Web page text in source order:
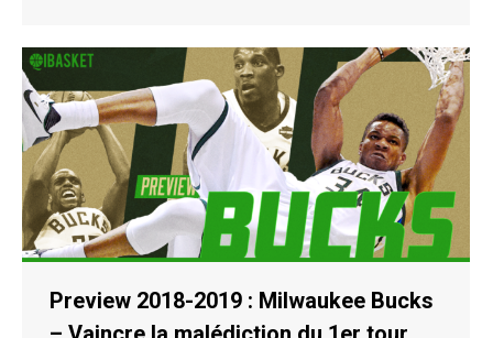
Preview 2018-2019 : Milwaukee Bucks